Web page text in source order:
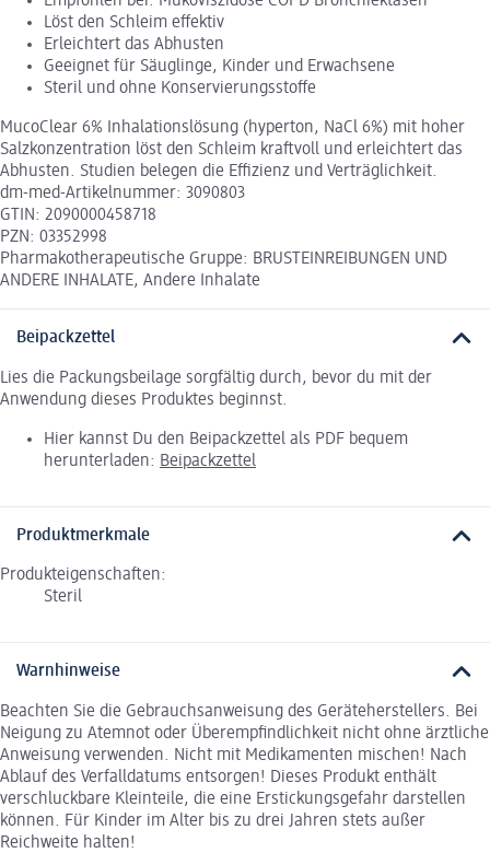
Löst den Schleim effektiv
Erleichtert das Abhusten
Geeignet für Säuglinge, Kinder und Erwachsene
Steril und ohne Konservierungsstoffe
MucoClear 6% Inhalationslösung (hyperton, NaCl 6%) mit hoher
Salzkonzentration löst den Schleim kraftvoll und erleichtert das
Abhusten. Studien belegen die Effizienz und Verträglichkeit.
dm-med-Artikelnummer: 3090803
GTIN: 2090000458718
PZN: 03352998
Pharmakotherapeutische Gruppe: BRUSTEINREIBUNGEN UND
ANDERE INHALATE, Andere Inhalate
Beipackzettel
Lies die Packungsbeilage sorgfältig durch, bevor du mit der
Anwendung dieses Produktes beginnst.
Hier kannst Du den Beipackzettel als PDF bequem
herunterladen: Beipackzettel
Produktmerkmale
Produkteigenschaften:
Steril
Warnhinweise
Beachten Sie die Gebrauchsanweisung des Geräteherstellers. Bei
Neigung zu Atemnot oder Überempfindlichkeit nicht ohne ärztliche
Anweisung verwenden. Nicht mit Medikamenten mischen! Nach
Ablauf des Verfalldatums entsorgen! Dieses Produkt enthält
verschluckbare Kleinteile, die eine Erstickungsgefahr darstellen
können. Für Kinder im Alter bis zu drei Jahren stets außer
Reichweite halten!